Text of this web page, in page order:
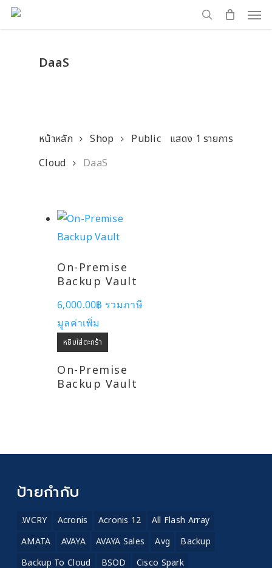
Skip
DaaS
แสดง 1 รายการ
หน้าหลัก Shop
Public
Cloud
DaaS
On-Premise
Backup Vault
6,000.00฿ รวมภาษี
มูลค่าเพิ่ม
หยิบใส่ตะกร้า
On-Premise
Backup Vault
ป้ายกำกับ
.WCRY Acronis Acronis 12
All Flash Array
AMATA
AVAYA AVAYA Sales Avg
Backup
Backup To Cloud
BSOD
Cisco Spark